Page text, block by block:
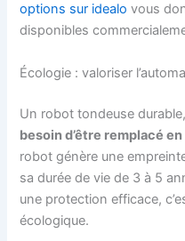
options sur idealo vous
disponibles
Écologie : valoriser
Un robot tondeuse
besoin d’être remplacé
robot génère une
sa durée de vie de 3 à 5
une protection efficace,
écologique.